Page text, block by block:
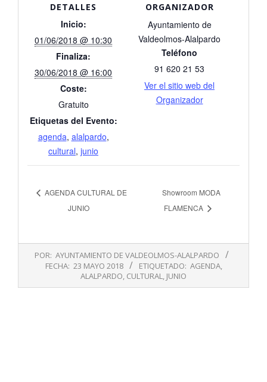
DETALLES
Inicio:
01/06/2018 @ 10:30
Finaliza:
30/06/2018 @ 16:00
Coste:
Gratuito
Etiquetas del Evento:
agenda, alalpardo,
cultural, junio
ORGANIZADOR
Ayuntamiento de
Valdeolmos-Alalpardo
Teléfono
91 620 21 53
Ver el sitio web del
Organizador
AGENDA CULTURAL DE
JUNIO
Showroom MODA
FLAMENCA
POR: AYUNTAMIENTO DE VALDEOLMOS-ALALPARDO
FECHA: 23 MAYO 2018 ETIQUETADO: AGENDA,
ALALPARDO, CULTURAL, JUNIO